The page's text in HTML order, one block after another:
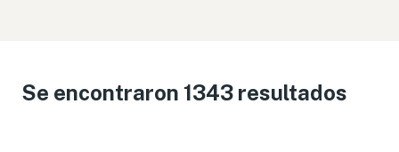
Se encontraron 1343 resultados